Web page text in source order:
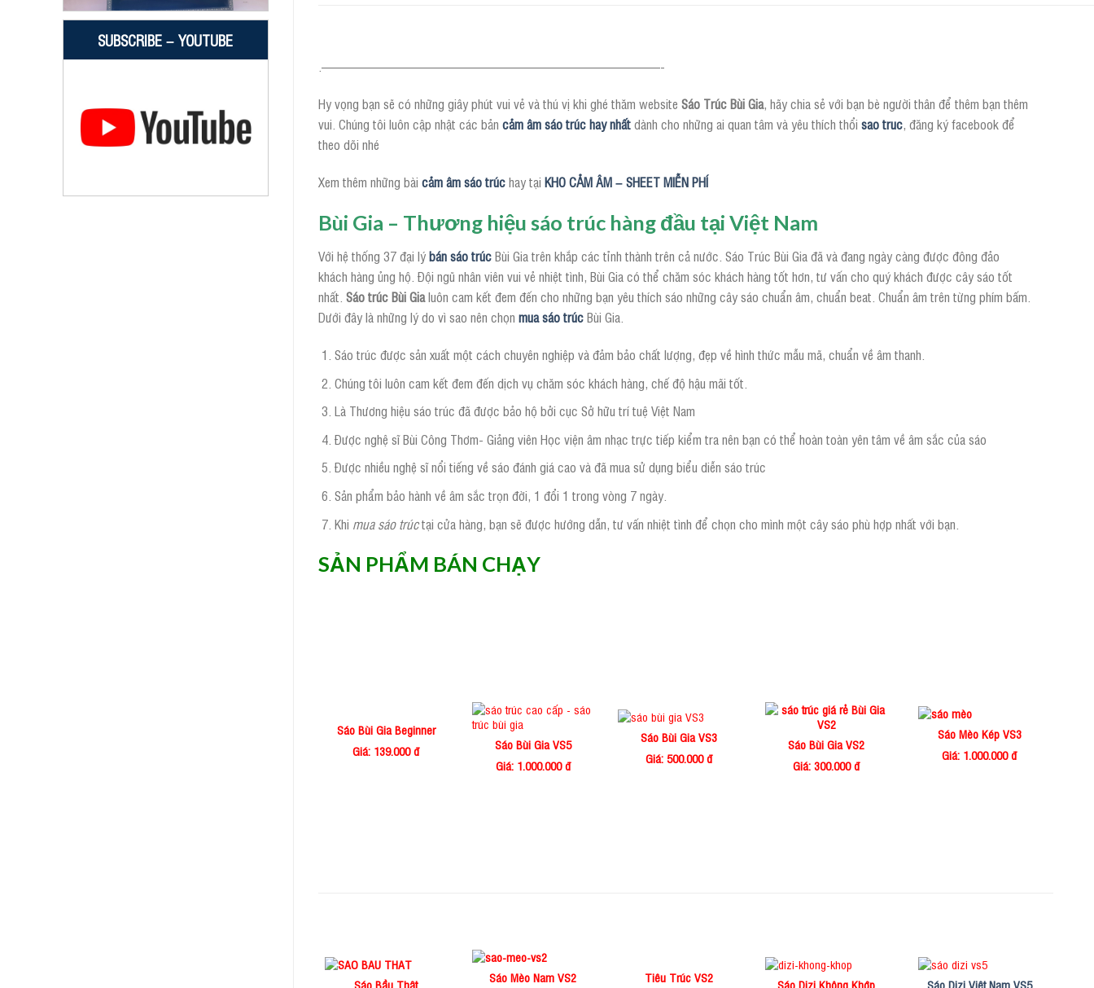
SUBSCRIBE – YOUTUBE
.——————————————————————————-
Hy vọng bạn sẽ có những giây phút vui vẻ và thú vị khi ghé thăm website Sáo Trúc Bùi Gia, hãy chia sẻ với bạn bè người thân để thêm bạn thêm
vui. Chúng tôi luôn cập nhật các bản cảm âm sáo trúc hay nhấtdành cho những ai quan tâm và yêu thích thổi sao truc, đăng ký facebook để
theo dõi nhé
Xem thêm những bài cảm âm sáo trúchay tại KHO CẢM ÂM – SHEET MIỄN PHÍ
Bùi Gia – Thương hiệu sáo trúc hàng đầu tại Việt Nam
Với hệ thống 37 đại lýbán sáo trúcBùi Gia trên khắp các tỉnh thành trên cả nước. Sáo Trúc Bùi Gia đã và đang ngày càng được đông đảo
khách hàng ủng hộ. Đội ngũ nhân viên vui vẻ nhiệt tình, Bùi Gia có thể chăm sóc khách hàng tốt hơn, tư vấn cho quý khách được cây sáo tốt
nhất. Sáo trúc Bùi Gialuôn cam kết đem đến cho những bạn yêu thích sáo những cây sáo chuẩn âm, chuẩn beat. Chuẩn âm trên từng phím bấm.
Dưới đây là những lý do vì sao nên chọn mua sáo trúcBùi Gia.
Sáo trúc được sản xuất một cách chuyên nghiệp và đảm bảo chất lượng, đẹp về hình thức mẫu mã, chuẩn về âm thanh.
Chúng tôi luôn cam kết đem đến dịch vụ chăm sóc khách hàng, chế độ hậu mãi tốt.
Là Thương hiệu sáo trúc đã được bảo hộ bởi cục Sở hữu trí tuệ Việt Nam
Được nghệ sĩ Bùi Công Thơm- Giảng viên Học viện âm nhạc trực tiếp kiểm tra nên bạn có thể hoàn toàn yên tâm về âm sắc của sáo
Được nhiều nghệ sĩ nổi tiếng về sáo đánh giá cao và đã mua sử dụng biểu diễn sáo trúc
Sản phẩm bảo hành về âm sắc trọn đời, 1 đổi 1 trong vòng 7 ngày.
Khi mua sáo trúctại cửa hàng, bạn sẽ được hướng dẫn, tư vấn nhiệt tình để chọn cho mình một cây sáo phù hợp nhất với bạn.
SẢN PHẨM BÁN CHẠY
Sáo Bùi Gia Beginner
Giá: 139.000 đ
Sáo Bùi Gia VS5
Giá: 1.000.000 đ
Sáo Bùi Gia VS3
Giá: 500.000 đ
Sáo Bùi Gia VS2
Giá: 300.000 đ
Sáo Mèo Kép VS3
Giá: 1.000.000 đ
Sáo Bầu Thật Sáo Mèo Nam VS2 Tiêu Trúc VS2 Sáo Dizi Không Khớp Sáo Dizi Việt Nam VS5